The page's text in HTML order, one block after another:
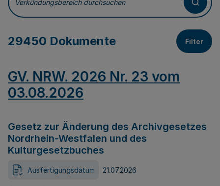
Verkündungsbereich durchsuchen
29450 Dokumente Filter
GV. NRW. 2026 Nr. 23 vom
03.08.2026
Gesetz zur Änderung des Archivgesetzes
Nordrhein-Westfalen und des
Kulturgesetzbuches
Ausfertigungsdatum 21.07.2026